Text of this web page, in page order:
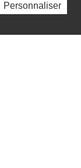
Personnaliser